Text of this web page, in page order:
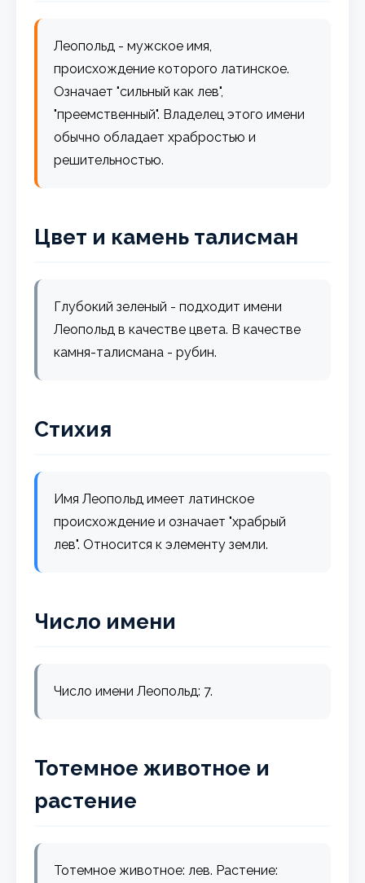
Леопольд - мужское имя,
происхождение которого латинское.
Означает "сильный как лев",
"преемственный". Владелец этого имени
обычно обладает храбростью и
решительностью.
Цвет и камень талисман
Глубокий зеленый - подходит имени
Леопольд в качестве цвета. В качестве
камня-талисмана - рубин.
Стихия
Имя Леопольд имеет латинское
происхождение и означает "храбрый
лев". Относится к элементу земли.
Число имени
Число имени Леопольд: 7.
Тотемное животное и
растение
Тотемное животное: лев. Растение: